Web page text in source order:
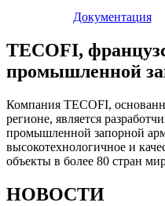
Документация
TECOFI,
промышленной
Компания TECOFI,
регионе, является
промышленной запорной
высокотехнологичное и
объекты в более 80 стран
НОВОСТИ